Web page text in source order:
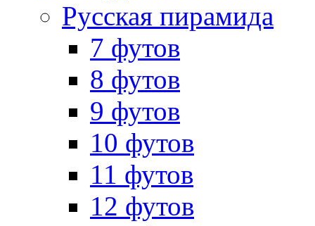
Русская пирамида
7 футов
8 футов
9 футов
10 футов
11 футов
12 футов